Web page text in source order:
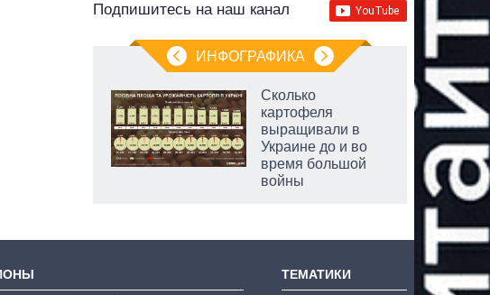
Подпишитесь на наш канал
ИНФОГРАФИКА
Сколько
картофеля
выращивали в
Украине до и во
время большой
войны
ТЕМАТИКИ